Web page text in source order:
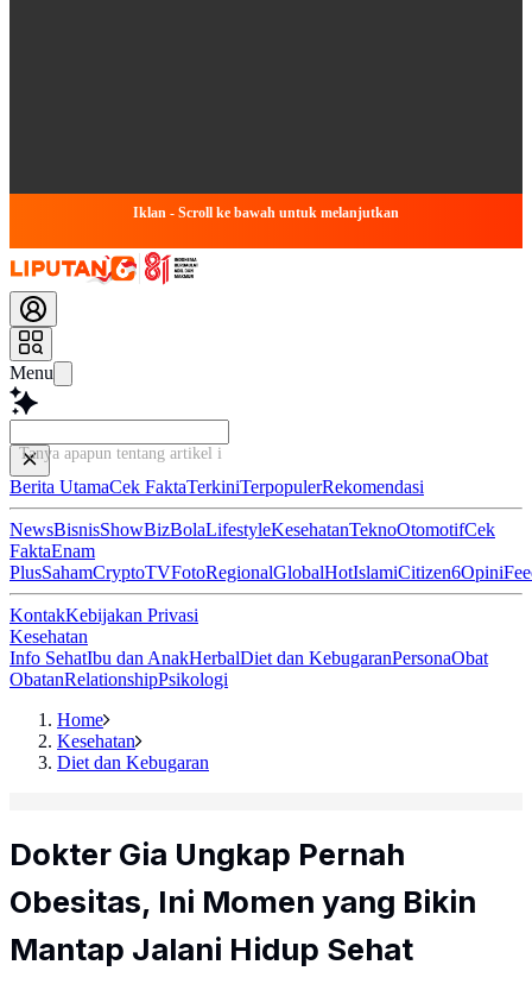
Iklan - Scroll ke bawah untuk melanjutkan
Menu
Tanya apapun tentang artikel ini...
Berita UtamaCek FaktaTerkiniTerpopulerRekomendasi
NewsBisnisShowBizBolaLifestyleKesehatanTeknoOtomotifCek
FaktaEnam
PlusSahamCryptoTVFotoRegionalGlobalHotIslamiCitizen6Opini
KontakKebijakan Privasi
Kesehatan
Info SehatIbu dan AnakHerbalDiet dan KebugaranPersonaObat
ObatanRelationshipPsikologi
Home
Kesehatan
Diet dan Kebugaran
Dokter Gia Ungkap Pernah
Obesitas, Ini Momen yang Bikin
Mantap Jalani Hidup Sehat